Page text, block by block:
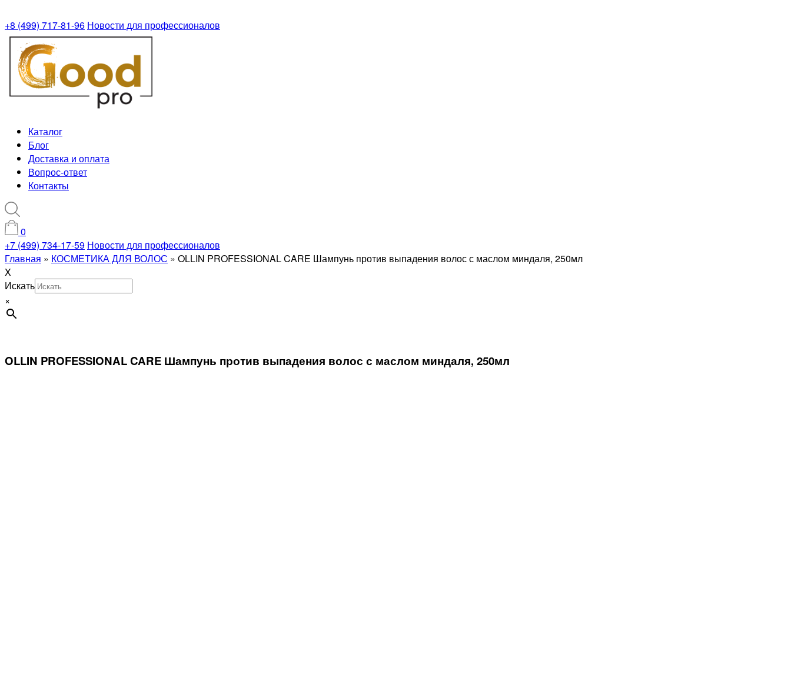
+8 (499) 717-81-96 Новости для профессионалов
Каталог
Блог
Доставка и оплата
Вопрос-ответ
Контакты
0
+7 (499) 734-17-59 Новости для профессионалов
Главная » КОСМЕТИКА ДЛЯ ВОЛОС » OLLIN PROFESSIONAL CARE Шампунь против выпадения волос с маслом миндаля, 250мл
X
Искать
×
OLLIN PROFESSIONAL CARE Шампунь против выпадения волос с маслом миндаля, 250мл